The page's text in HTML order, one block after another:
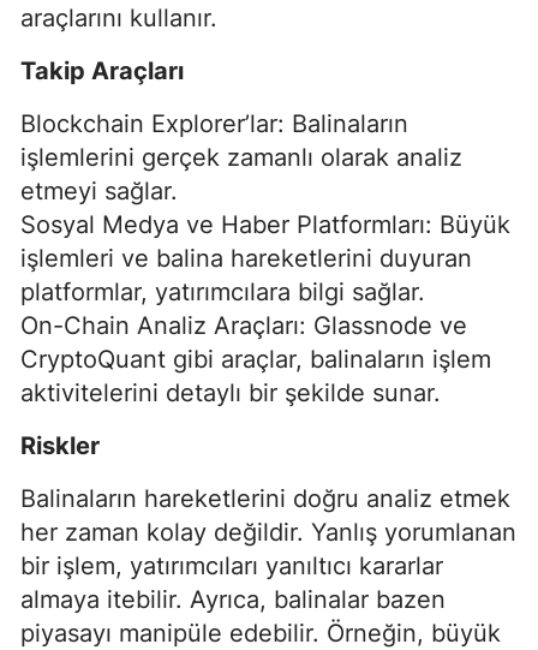
araçlarını kullanır.
Takip Araçları
Blockchain Explorer’lar: Balinaların
işlemlerini gerçek zamanlı olarak analiz
etmeyi sağlar.
Sosyal Medya ve Haber Platformları: Büyük
işlemleri ve balina hareketlerini duyuran
platformlar, yatırımcılara bilgi sağlar.
On-Chain Analiz Araçları: Glassnode ve
CryptoQuant gibi araçlar, balinaların işlem
aktivitelerini detaylı bir şekilde sunar.
Riskler
Balinaların hareketlerini doğru analiz etmek
her zaman kolay değildir. Yanlış yorumlanan
bir işlem, yatırımcıları yanıltıcı kararlar
almaya itebilir. Ayrıca, balinalar bazen
piyasayı manipüle edebilir. Örneğin, büyük